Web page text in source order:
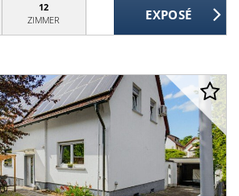
12
ZIMMER